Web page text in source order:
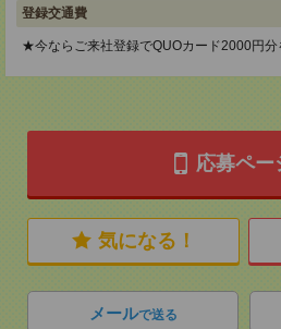
登録交通費
★今ならご来社登録でQUOカード2000円
応募ペー
気になる！
メールで送る